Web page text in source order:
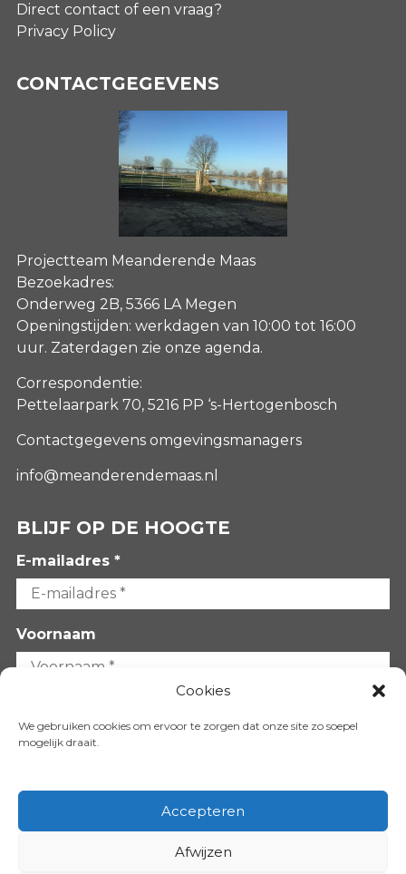
Cookies
We gebruiken cookies om ervoor te zorgen dat onze site zo soepel
mogelijk draait.
Accepteren
Afwijzen
Direct contact of een vraag?
Privacy Policy
CONTACTGEGEVENS
Projectteam Meanderende Maas
Bezoekadres:
Onderweg 2B, 5366 LA Megen
Openingstijden: werkdagen van 10:00 tot 16:00
uur. Zaterdagen zie onze agenda.
Correspondentie:
Pettelaarpark 70, 5216 PP ‘s-Hertogenbosch
Contactgegevens omgevingsmanagers
info@meanderendemaas.nl
BLIJF OP DE HOOGTE
E-mailadres *
Voornaam
VOLG ONS OP: